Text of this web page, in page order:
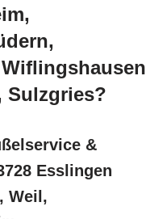
Sulzgries?
&
Esslingen
Weil,